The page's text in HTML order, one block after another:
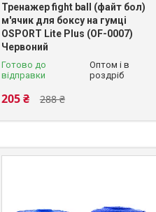
Тренажер fight ball (файт бол)
м'ячик для боксу на гумці
OSPORT Lite Plus (OF-0007)
Червоний
Готово до
відправки
Оптом і в
роздріб
288 ₴
205 ₴